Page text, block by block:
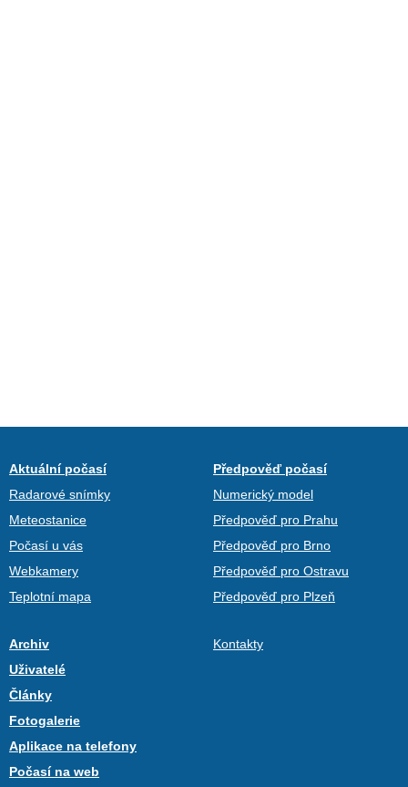
Aktuální počasí
Radarové snímky
Meteostanice
Počasí u vás
Webkamery
Teplotní mapa
Předpověď počasí
Numerický model
Předpověď pro Prahu
Předpověď pro Brno
Předpověď pro Ostravu
Předpověď pro Plzeň
Archiv
Uživatelé
Články
Fotogalerie
Aplikace na telefony
Počasí na web
Kontakty